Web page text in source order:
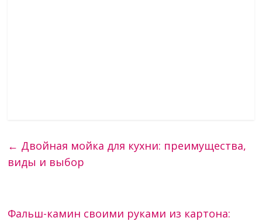
← Двойная мойка для кухни: преимущества,
виды и выбор
Фальш-камин своими руками из картона: